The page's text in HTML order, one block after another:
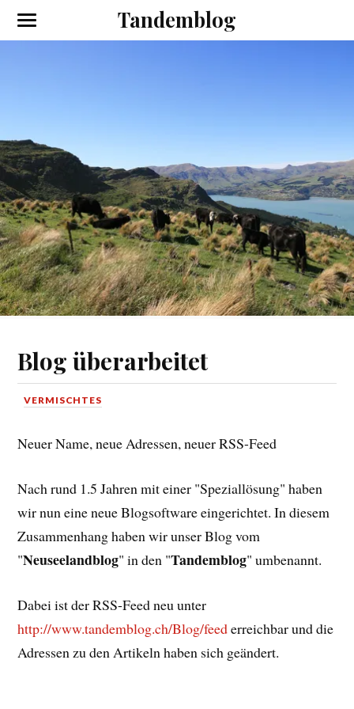
Tandemblog
Blog überarbeitet
VERMISCHTES
Neuer Name, neue Adressen, neuer RSS-Feed
Nach rund 1.5 Jahren mit einer "Speziallösung" haben
wir nun eine neue Blogsoftware eingerichtet. In diesem
Zusammenhang haben wir unser Blog vom
"Neuseelandblog" in den "Tandemblog" umbenannt.
Dabei ist der RSS-Feed neu unter
http://www.tandemblog.ch/Blog/feederreichbar und die
Adressen zu den Artikeln haben sich geändert.